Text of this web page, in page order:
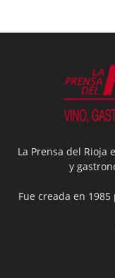
La Prensa del Rioja
y
Fue creada en